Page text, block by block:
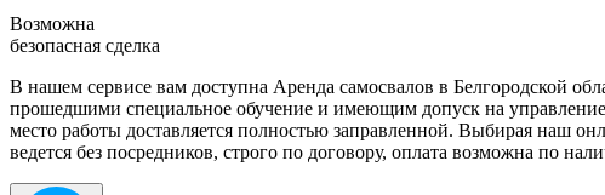
Возможна
безопасная сделка
В нашем сервисе вам доступна Аренда самосвалов в Белгородской
прошедшими специальное обучение и имеющим допуск на
место работы доставляется полностью заправленной. Выбирая наш
ведется без посредников, строго по договору, оплата возможна по